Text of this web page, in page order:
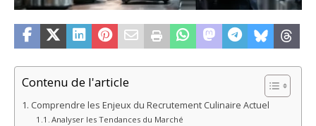
Contenu de l'article
Comprendre les Enjeux du Recrutement Culinaire Actuel
Analyser les Tendances du Marché